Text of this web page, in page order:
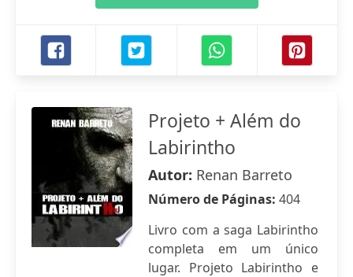
Projeto + Além do
Labirintho
Autor: Renan Barreto
Número de Páginas: 404
Livro com a saga Labirintho
completa em um único
lugar. Projeto Labirintho e